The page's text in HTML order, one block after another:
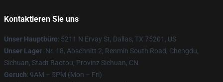
Kontaktieren Sie uns
Unser Hauptbüro: 5211 N Ervay St, Dallas, TX 75201, US
Unser Lager: Nr. 18, Abschnitt 2, Renmin South Road, Chengdu,
Sichuan, Stadt Baotou, Provinz Sichuan, CN
Geruch: 9AM – 5PM (Mon – Fri)